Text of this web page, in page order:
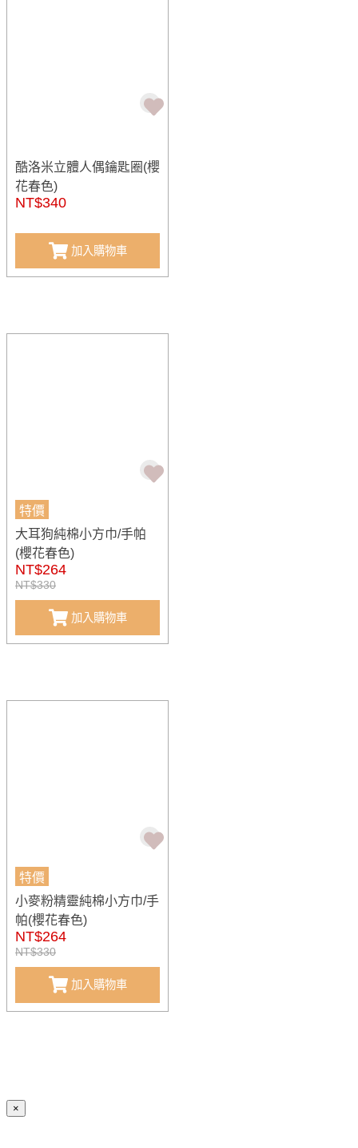
酷洛米立體人偶鑰匙圈(櫻
花春色)
NT$340
加入購物車
特價
大耳狗純棉小方巾/手帕
(櫻花春色)
NT$264
NT$330
加入購物車
特價
小麥粉精靈純棉小方巾/手
帕(櫻花春色)
NT$264
NT$330
加入購物車
×